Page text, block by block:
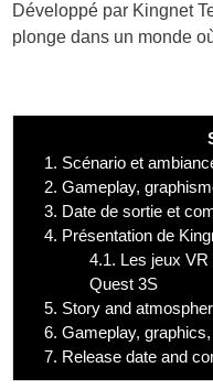
Développé par Kingnet
plonge dans un monde
1. Scénario et
2. Gameplay,
3. Date de sortie et
4. Présentation de
4.1. Les jeux
Quest 3S
5. Story and
6. Gameplay,
7. Release date and